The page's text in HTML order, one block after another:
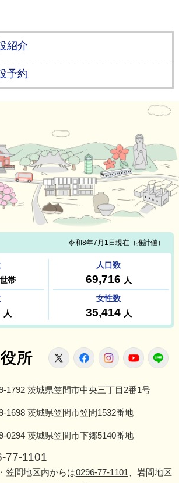
紹介
予約
笠間市役所
X FacebookInstagram
1792 茨城県笠間市中央三丁目2番1号
1698 茨城県笠間市笠間1532番地
0294 茨城県笠間市下郷5140番地
77-1101
笠間地区内からは0296-77-1101 、岩間地区